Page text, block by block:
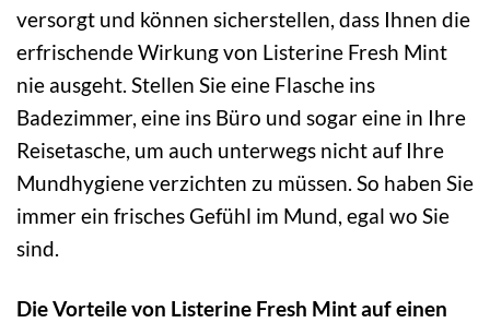
versorgt und können sicherstellen, dass Ihnen die
erfrischende Wirkung von Listerine Fresh Mint
nie ausgeht. Stellen Sie eine Flasche ins
Badezimmer, eine ins Büro und sogar eine in Ihre
Reisetasche, um auch unterwegs nicht auf Ihre
Mundhygiene verzichten zu müssen. So haben Sie
immer ein frisches Gefühl im Mund, egal wo Sie
sind.
Die Vorteile von Listerine Fresh Mint auf einen